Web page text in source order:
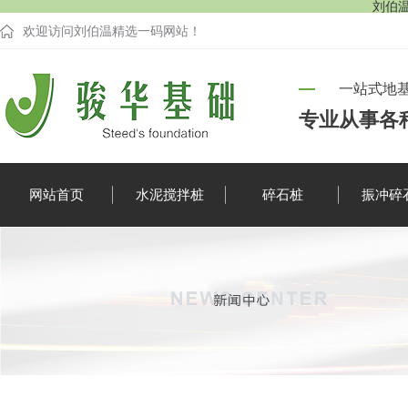
刘伯
欢迎访问刘伯温精选一码网站！
一站式地
专业从事各
网站首页 水泥搅拌桩 碎石桩 振冲碎
企业新闻